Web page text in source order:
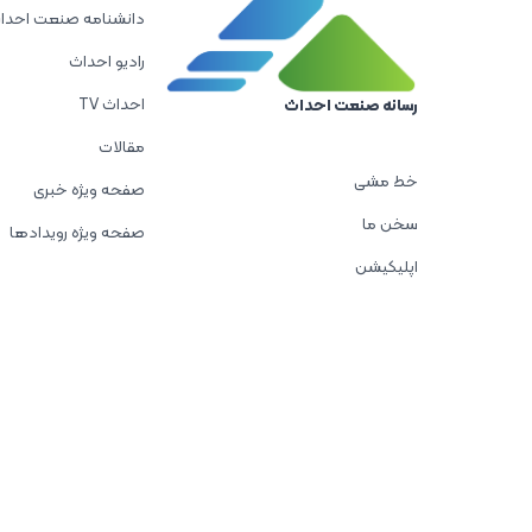
رسانه صنعت احداث
خط مشی
سخن ما
اپلیکیشن
دانشنامه صنعت
رادیو احداث
احداث TV
مقالات
صفحه ویژه خبری
صفحه ویژه رویدادها